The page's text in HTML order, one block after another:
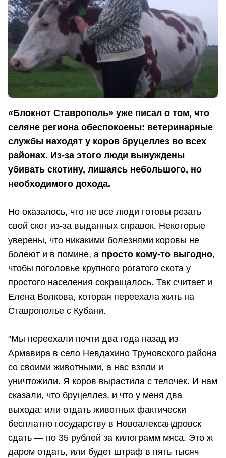
«Блокнот Ставрополь» уже писал о том, что
селяне региона обеспокоены: ветеринарные
службы находят у коров бруцеллез во всех
районах. Из-за этого люди вынуждены
убивать скотину, лишаясь небольшого, но
необходимого дохода.
Но оказалось, что не все люди готовы резать
свой скот из-за выданных справок. Некоторые
уверены, что никакими болезнями коровы не
болеют и в помине, а просто кому-то выгодно,
чтобы поголовье крупного рогатого скота у
простого населения сокращалось. Так считает и
Елена Волкова, которая переехала жить на
Ставрополье с Кубани.
"Мы переехали почти два года назад из
Армавира в село Невдахино Труновского района
со своими животными, а нас взяли и
уничтожили. Я коров вырастила с телочек. И нам
сказали, что бруцеллез, и что у меня два
выхода: или отдать животных фактически
бесплатно государству в Новоалександровск
сдать — по 35 рублей за килограмм мяса. Это ж
даром отдать, или будет штраф в пять тысяч